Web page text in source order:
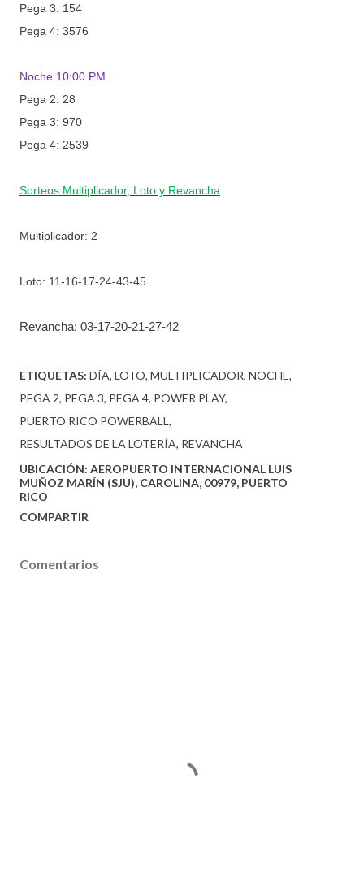
Pega 3: 154
Pega 4: 3576
Noche 10:00 PM.
Pega 2: 28
Pega 3: 970
Pega 4: 2539
Sorteos Multiplicador, Loto y Revancha
Multiplicador: 2
Loto: 11-16-17-24-43-45
Revancha: 03-17-20-21-27-42
ETIQUETAS: DÍA LOTO MULTIPLICADOR NOCHE
PEGA 2 PEGA 3 PEGA 4 POWER PLAY
PUERTO RICO POWERBALL
RESULTADOS DE LA LOTERÍA REVANCHA
UBICACIÓN: AEROPUERTO INTERNACIONAL LUIS
MUÑOZ MARÍN (SJU), CAROLINA, 00979, PUERTO
RICO
COMPARTIR
Comentarios